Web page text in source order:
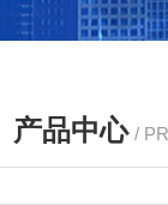
产品中心 /